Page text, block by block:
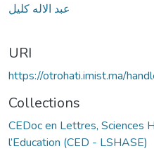
عبد الاله كليل
URI
https://otrohati.imist.ma/
Collections
CEDoc en Lettres, Sciences
l’Education (CED - LSHASE)